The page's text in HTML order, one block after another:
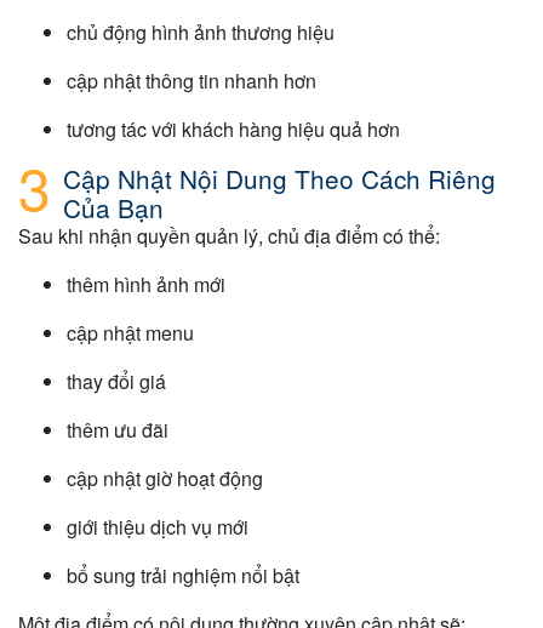
chủ động hình ảnh thương hiệu
cập nhật thông tin nhanh hơn
tương tác với khách hàng hiệu quả hơn
Cập Nhật Nội Dung Theo Cách Riêng
Của Bạn
Sau khi nhận quyền quản lý, chủ địa điểm có thể:
thêm hình ảnh mới
cập nhật menu
thay đổi giá
thêm ưu đãi
cập nhật giờ hoạt động
giới thiệu dịch vụ mới
bổ sung trải nghiệm nổi bật